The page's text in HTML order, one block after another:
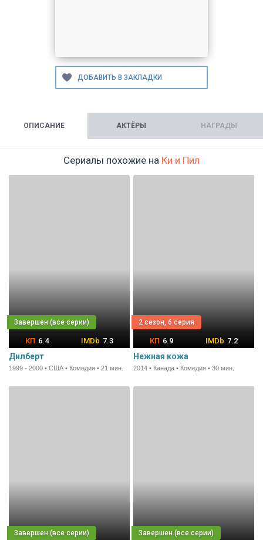
ОПИСАНИЕ АКТЁРЫ НАГРАДЫ
Сериалы похожие на Ки и Пил
6.4 7.3
Дилберт
1999 - 2000 • США • Комедия • 21 мин.
2 сезон, 6 серия
6.9 7.2
Нежная кожа
2014 • Канада • Комедия • 30 мин.